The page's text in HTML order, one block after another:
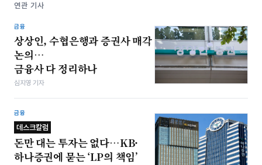
연관 기사
금융
상상인, 수협은행과 증권사 매각
논의…
금융사 다 정리하나
심지영 기자
금융
데스크칼럼
돈만 대는 투자는 없다…KB·
하나증권에 묻는 ‘LP의 책임’